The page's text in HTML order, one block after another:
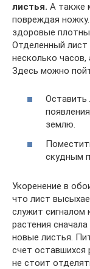
листья. А также
повреждая
здоровые
Отделенный лист
несколько часов,
Здесь можно
Оставить
землю.
скудным
Укоренение в
что лист
служит сигналом
растения
новые листья.
счет оставшихся
не стоит